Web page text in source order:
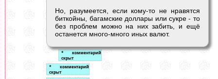
Но, разумеется, если кому-то не нравятся
биткойны, багамские доллары или сукре - то
без проблем можно на них забить, и ещё
останется много-много иных валют.